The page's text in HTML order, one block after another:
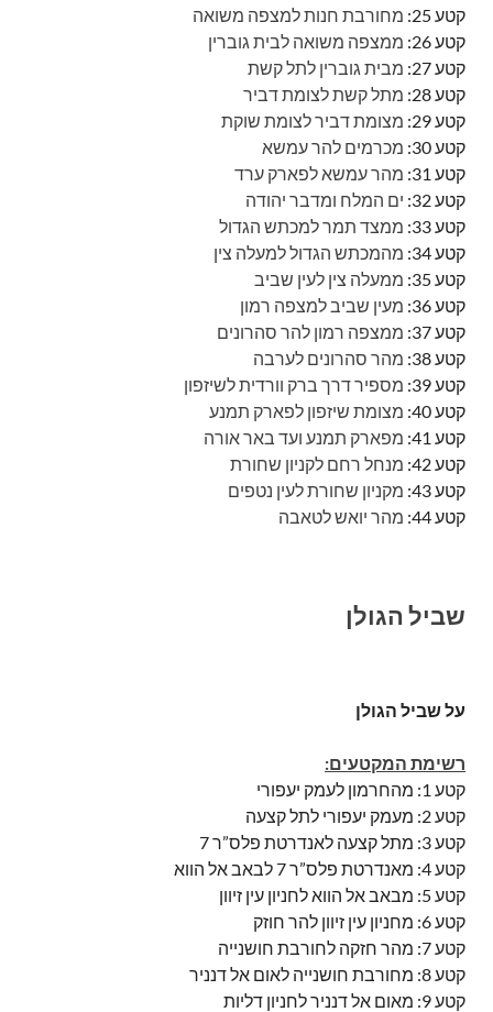
קטע 25:
מחורבת חנות למצפה משואה
קטע 26:
ממצפה משואה לבית גוברין
קטע 27:
מבית גוברין לתל קשת
קטע 28:
מתל קשת לצומת דביר
קטע 29:
מצומת דביר לצומת שוקת
קטע 30:
מכרמים להר עמשא
קטע 31:
מהר עמשא לפארק ערד
קטע 32:
ים המלח ומדבר יהודה
קטע 33:
ממצד תמר למכתש הגדול
קטע 34:
מהמכתש הגדול למעלה צין
קטע 35:
ממעלה צין לעין שביב
קטע 36:
מעין שביב למצפה רמון
קטע 37:
ממצפה רמון להר סהרונים
קטע 38:
מהר סהרונים לערבה
קטע 39:
מספיר דרך ברק וורדית לשיזפון
קטע 40:
מצומת שיזפון לפארק תמנע
קטע 41:
מפארק תמנע ועד באר אורה
קטע 42:
מנחל רחם לקניון שחורת
קטע 43:
מקניון שחורת לעין נטפים
קטע 44:
מהר יואש לטאבה
שביל הגולן
על שביל הגולן
רשימת המקטעים:
קטע 1: מהחרמון לעמק יעפורי
קטע 2: מעמק יעפורי לתל קצעה
קטע 3: מתל קצעה לאנדרטת פלס”ר 7
קטע 4: מאנדרטת פלס”ר 7 לבאב אל הווא
קטע 5: מבאב אל הווא לחניון עין זיוון
קטע 6: מחניון עין זיוון להר חוזק
קטע 7: מהר חזקה לחורבת חושנייה
קטע 8: מחורבת חושנייה לאום אל דנניר
קטע 9: מאום אל דנניר לחניון דליות